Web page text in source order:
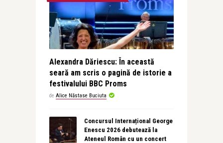
Alexandra Dăriescu: În această
seară am scris o pagină de istorie a
festivalului BBC Proms
de Alice Năstase Buciuta
Concursul Internațional George
Enescu 2026 debutează la
Ateneul Român cu un concert